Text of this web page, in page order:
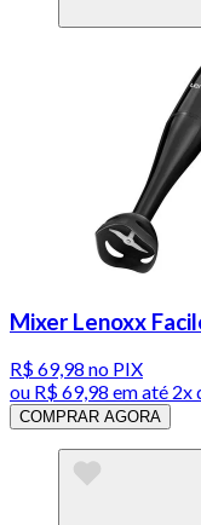
Mixer Lenoxx
R$ 69,98 no PIX
ou R$ 69,98 em até 2x
COMPRAR AGORA